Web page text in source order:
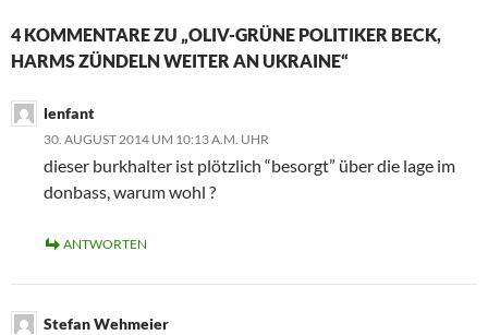
4 KOMMENTARE ZU „OLIV-GRÜNE POLITIKER BECK,
HARMS ZÜNDELN WEITER AN UKRAINE“
lenfant
30. AUGUST 2014 UM 10:13 A.M. UHR
dieser burkhalter ist plötzlich “besorgt” über die lage im
donbass, warum wohl ?
ANTWORTEN
Stefan Wehmeier